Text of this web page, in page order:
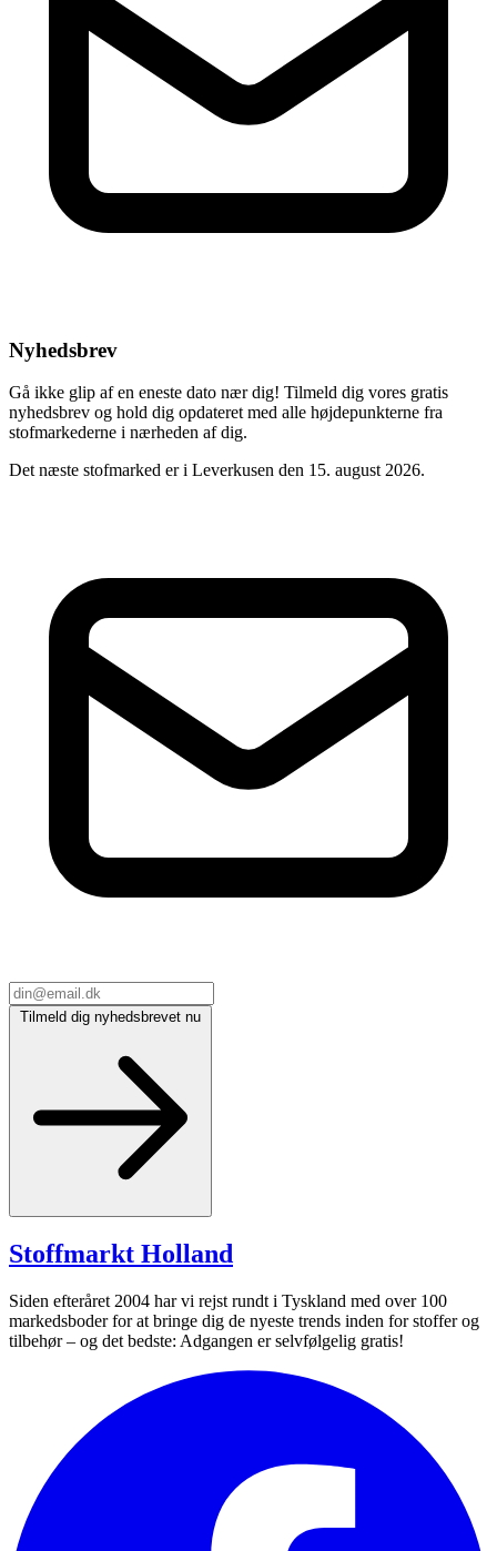
Nyhedsbrev
Gå ikke glip af en eneste dato nær dig! Tilmeld dig vores gratis
nyhedsbrev og hold dig opdateret med alle højdepunkterne fra
stofmarkederne i nærheden af dig.
Det næste stofmarked er i Leverkusen den 15. august 2026.
Tilmeld dig nyhedsbrevet nu
Stoffmarkt Holland
Siden efteråret 2004 har vi rejst rundt i Tyskland med over 100
markedsboder for at bringe dig de nyeste trends inden for stoffer og
tilbehør – og det bedste: Adgangen er selvfølgelig gratis!